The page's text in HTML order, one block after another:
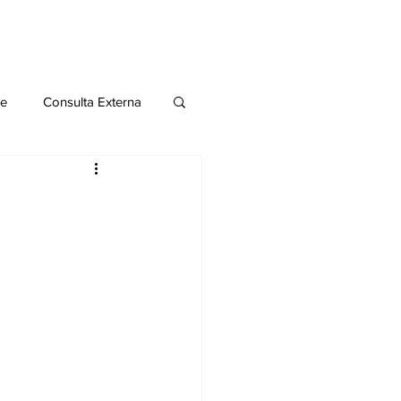
Consulta Externa
Publicaciones